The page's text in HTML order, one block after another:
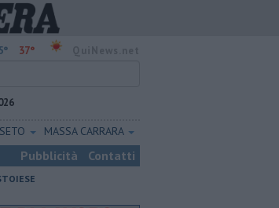
37°
MASSA CARRARA
Pubblicità Contatti